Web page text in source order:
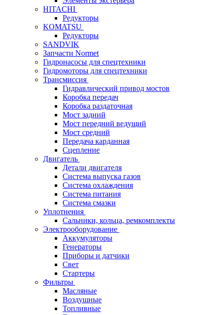
HITACHI
Редукторы
KOMATSU
Редукторы
SANDVIK
Запчасти Normet
Гидронасосы для спецтехники
Гидромоторы для спецтехники
Трансмиссия
Гидравлический привод мостов
Коробка передач
Коробка раздаточная
Мост задний
Мост передний ведущий
Мост средний
Передача карданная
Сцепление
Двигатель
Детали двигателя
Система выпуска газов
Система охлаждения
Система питания
Система смазки
Уплотнения
Сальники, кольца, ремкомплекты
Электрооборудование
Аккумуляторы
Генераторы
Приборы и датчики
Свет
Стартеры
Фильтры
Масляные
Воздушные
Топливные